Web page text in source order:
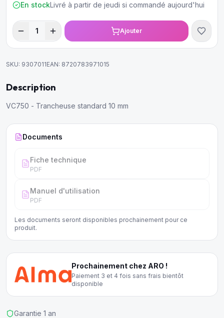
En stockLivré à partir de jeudi si commandé aujourd'hui
1 Ajouter
SKU: 9307011EAN: 8720783971015
Description
VC750 - Trancheuse standard 10 mm
Documents
Fiche technique
PDF
Manuel d'utilisation
PDF
Les documents seront disponibles prochainement pour ce
produit.
Prochainement chez ARO !
Paiement 3 et 4 fois sans frais bientôt
disponible
Garantie 1 an